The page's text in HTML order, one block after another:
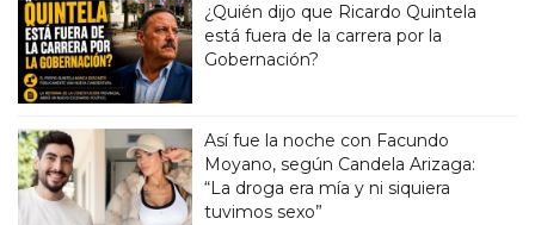
¿Quién dijo que Ricardo Quintela
está fuera de la carrera por la
Gobernación?
Así fue la noche con Facundo
Moyano, según Candela Arizaga:
“La droga era mía y ni siquiera
tuvimos sexo”